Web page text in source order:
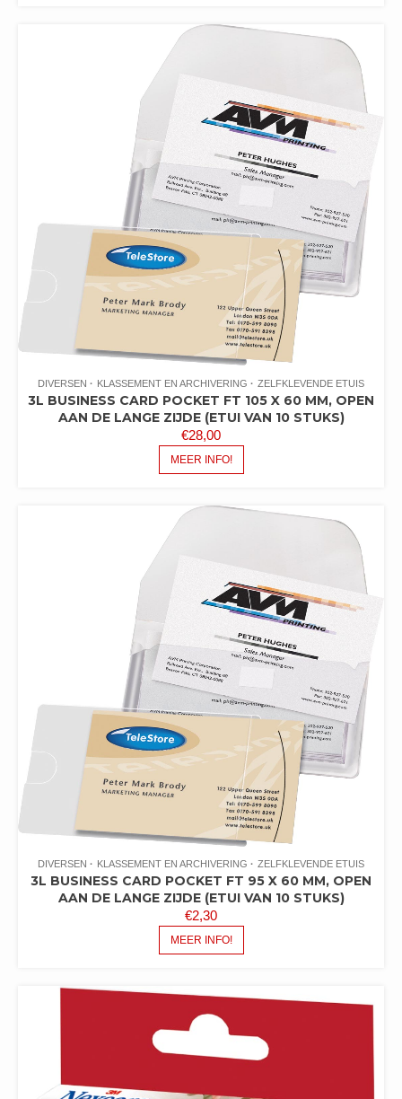
DIVERSEN KLASSEMENT EN ARCHIVERING ZELFKLEVENDE ETUIS
3L BUSINESS CARD POCKET FT 105 X 60 MM, OPEN
AAN DE LANGE ZIJDE (ETUI VAN 10 STUKS)
€28,00
MEER INFO!
DIVERSEN KLASSEMENT EN ARCHIVERING ZELFKLEVENDE ETUIS
3L BUSINESS CARD POCKET FT 95 X 60 MM, OPEN
AAN DE LANGE ZIJDE (ETUI VAN 10 STUKS)
€2,30
MEER INFO!